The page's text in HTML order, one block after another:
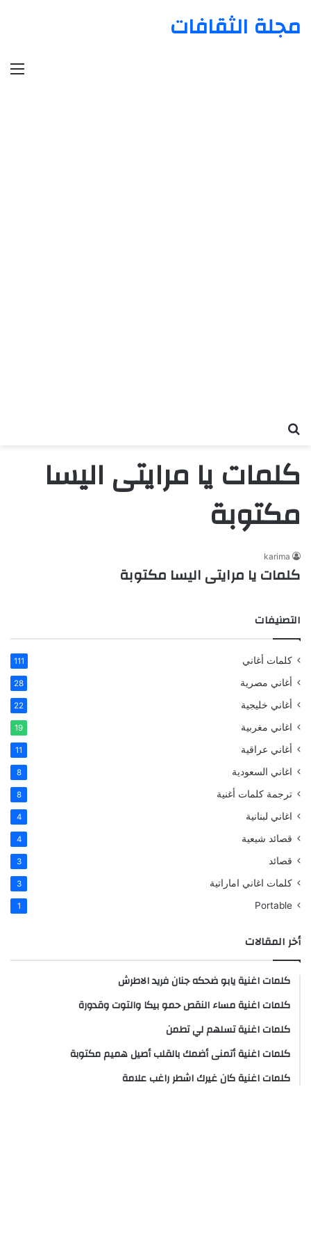
مجلة الثقافات
كلمات يا مرايتى اليسا
مكتوبة
karima
كلمات يا مرايتى اليسا مكتوبة
التصنيفات
كلمات أغاني 111
أغاني مصرية 28
أغاني خليجية 22
اغاني مغربية 19
أغاني عراقية 11
اغاني السعودية 8
ترجمة كلمات أغنية 8
اغاني لبنانية 4
قصائد شيعية 4
قصائد 3
كلمات اغاني اماراتية 3
Portable
1
أخر المقالات
كلمات اغنية يابو ضحكه جنان فريد الاطرش
كلمات اغنية مساء النقص حمو بيكا والتوت وقدورة
كلمات اغنية تسلهم لي تطمن
كلمات اغنية أتمنى أضمك بالقلب أصيل هميم مكتوبة
كلمات اغنية كان غيرك اشطر راغب علامة